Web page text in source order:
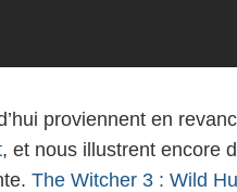
proviennent en
, et nous illustrent encore
The Witcher 3 : Wild